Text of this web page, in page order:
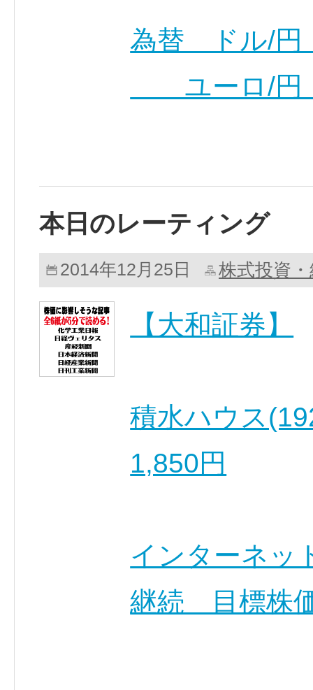
為替 ドル/円
ユーロ/
本日のレーティング
2014年12月25日 株式投資
【大和証券】
積水ハウス
1,850円
インターネ
継続 目標